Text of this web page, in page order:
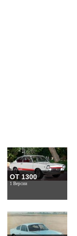
OT 1300
1 Версии